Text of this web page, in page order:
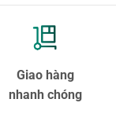
Giao hàng
nhanh chóng